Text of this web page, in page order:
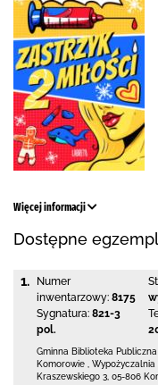
Więcej informacji
Dostępne
1.
Numer
inwentarzowy: 8175
Sygnatura: 821-3
pol.
Gminna Biblioteka
Komorowie
Wypożyczalnia
Kraszewskiego 3 05-806